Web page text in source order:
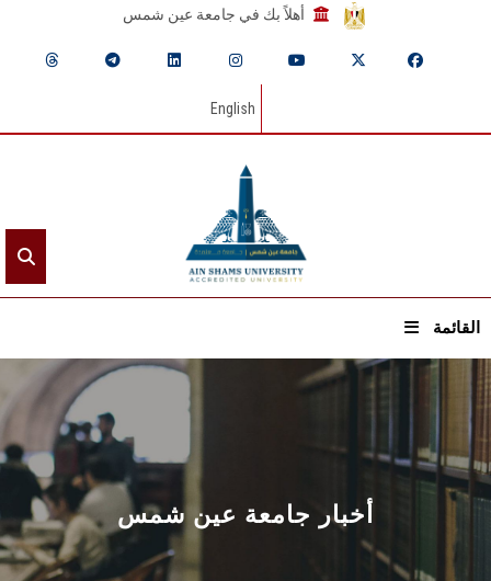
أهلاً بك في جامعة عين شمس
English
القائمة
الرئيسيـة
عن الجامعة
القطاعـات
الشئون الأكاديمية
أخبار جامعة عين شمس